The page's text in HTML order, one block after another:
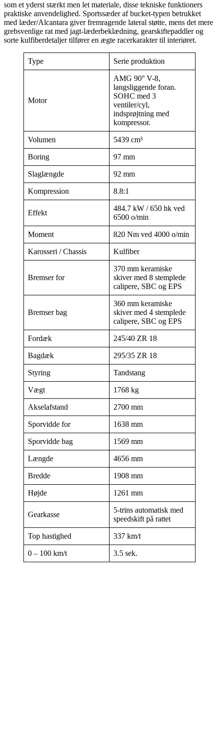
som et yderst stærkt men let materiale, disse tekniske funktioners
praktiske anvendelighed. Sportssæder af bucket-typen betrukket
med læder/Alcantara giver fremragende lateral støtte, mens det mere
grebsvenlige rat med jagt-læderbeklædning, gearskiftepaddler og
sorte kulfiberdetaljer tilfører en ægte racerkarakter til interiøret.
Type Serie produktion
Motor
AMG 90° V-8,
langsliggende foran.
SOHC med 3
ventiler/cyl,
indsprøjtning med
kompressor.
Volumen 5439 cm³
Boring 97 mm
Slaglængde 92 mm
Kompression 8.8:1
Effekt
484.7 kW / 650 hk ved
6500 o/min
Moment 820 Nm ved 4000 o/min
Karosseri / Chassis Kulfiber
Bremser for
370 mm keramiske
skiver med 8 stemplede
calipere, SBC og EPS
Bremser bag
360 mm keramiske
skiver med 4 stemplede
calipere, SBC og EPS
Fordæk 245/40 ZR 18
Bagdæk 295/35 ZR 18
Styring Tandstang
Vægt 1768 kg
Akselafstand 2700 mm
Sporvidde for 1638 mm
Sporvidde bag 1569 mm
Længde 4656 mm
Bredde 1908 mm
Højde 1261 mm
Gearkasse
5-trins automatisk med
speedskift på rattet
Top hastighed 337 km/t
0 – 100 km/t 3.5 sek.